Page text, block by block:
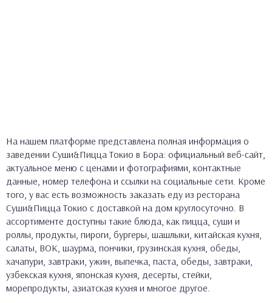
На нашем платформе представлена полная информация о
заведении Суши&Пицца Токио в Бора: официальный веб-сайт,
актуальное меню с ценами и фотографиями, контактные
данные, номер телефона и ссылки на социальные сети. Кроме
того, у вас есть возможность заказать еду из ресторана
Суши&Пицца Токио с доставкой на дом круглосуточно. В
ассортименте доступны такие блюда, как пицца, суши и
роллы, продукты, пироги, бургеры, шашлыки, китайская кухня,
салаты, ВОК, шаурма, пончики, грузинская кухня, обеды,
хачапури, завтраки, ужин, выпечка, паста, обеды, завтраки,
узбекская кухня, японская кухня, десерты, стейки,
морепродукты, азиатская кухня и многое другое.